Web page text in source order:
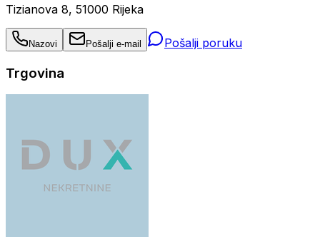
Tizianova 8, 51000 Rijeka
Nazovi Pošalji e-mail Pošalji poruku
Trgovina